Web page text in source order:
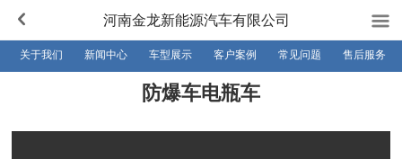
河南金龙新能源汽车有限公司
关于我们 新闻中心 车型展示 客户案例 常见问题 售后服务
防爆车电瓶车